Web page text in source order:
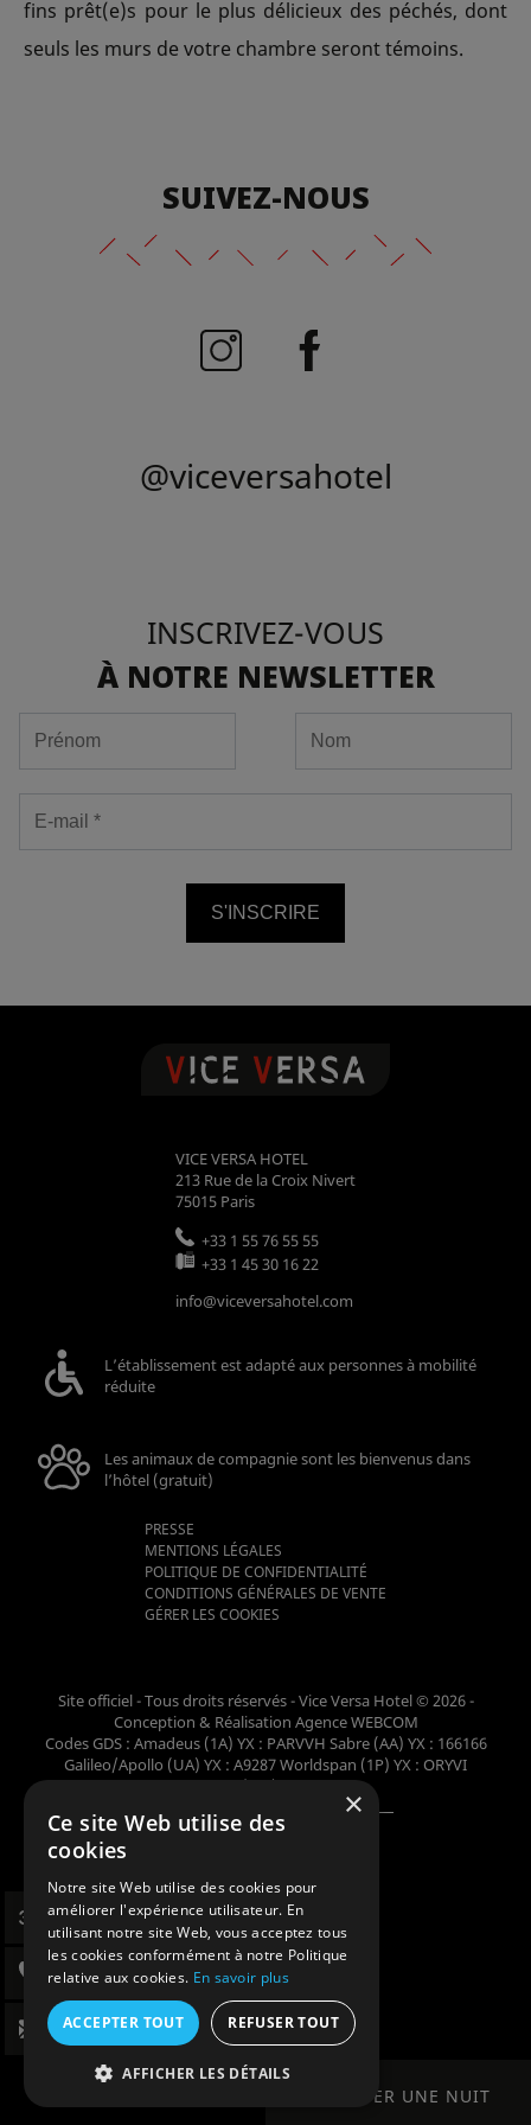
RÉSERVER UNE NUIT
RÉSERVER UNE NUIT
fins prêt(e)s pour le plus délicieux des péchés, dont
seuls les murs de votre chambre seront témoins.
SUIVEZ-NOUS
@viceversahotel
INSCRIVEZ-VOUS
À NOTRE NEWSLETTER
S'INSCRIRE
VICE VERSA HOTEL
213 Rue de la Croix Nivert
75015 Paris
+33 1 55 76 55 55
+33 1 45 30 16 22
info@viceversahotel.com
L’établissement est adapté aux personnes à mobilité
réduite
Les animaux de compagnie sont les bienvenus dans
l’hôtel (gratuit)
PRESSE
MENTIONS LÉGALES
POLITIQUE DE CONFIDENTIALITÉ
CONDITIONS GÉNÉRALES DE VENTE
GÉRER LES COOKIES
Site officiel - Tous droits réservés - Vice Versa Hotel © 2026 -
Conception & Réalisation Agence WEBCOM
Codes GDS : Amadeus (1A) YX : PARVVH Sabre (AA) YX : 166166
Galileo/Apollo (UA) YX : A9287 Worldspan (1P) YX : ORYVI
Pegasus (WB) YX : 62698×
Ce site Web utilise des
cookies
Notre site Web utilise des cookies pour
améliorer l'expérience utilisateur. En
utilisant notre site Web, vous acceptez tous
les cookies conformément à notre Politique
relative aux cookies. En savoir plus
ACCEPTER TOUT REFUSER TOUT
AFFICHER LES DÉTAILS